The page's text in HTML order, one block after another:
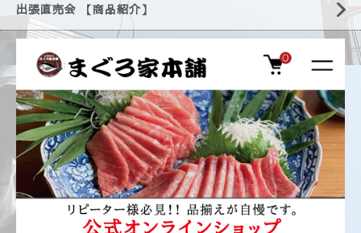
出張直売会 【商品紹介】